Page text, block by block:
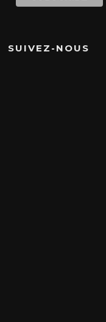
SUIVEZ-NOUS